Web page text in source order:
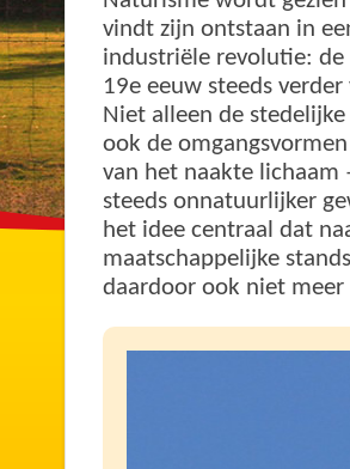
vindt zijn ontstaan in
industriële revolutie:
19e eeuw steeds
Niet alleen de
ook de
van het naakte lichaam
steeds onnatuurlijker
het idee centraal dat
maatschappelijke
daardoor ook niet meer